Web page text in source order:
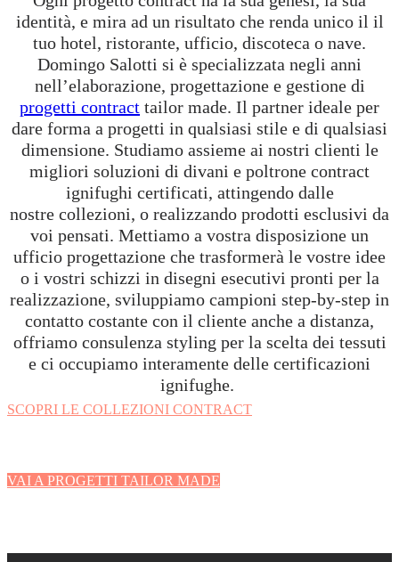
identità, e mira ad un risultato che renda unico il il
tuo hotel, ristorante, ufficio, discoteca o nave.
Domingo Salotti si è specializzata negli anni
nell’elaborazione, progettazione e gestione di
progetti contract tailor made. Il partner ideale per
dare forma a progetti in qualsiasi stile e di qualsiasi
dimensione. Studiamo assieme ai nostri clienti le
migliori soluzioni di divani e poltrone contract
ignifughi certificati, attingendo dalle
nostre collezioni, o realizzando prodotti esclusivi da
voi pensati. Mettiamo a vostra disposizione un
ufficio progettazione che trasformerà le vostre idee
o i vostri schizzi in disegni esecutivi pronti per la
realizzazione, sviluppiamo campioni step-by-step in
contatto costante con il cliente anche a distanza,
offriamo consulenza styling per la scelta dei tessuti
e ci occupiamo interamente delle certificazioni
ignifughe.
SCOPRI LE COLLEZIONI CONTRACT
VAI A PROGETTI TAILOR MADE